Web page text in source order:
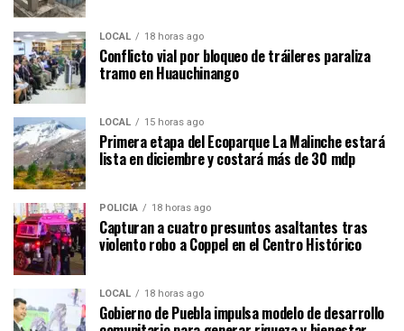
LOCAL 18 horas ago
Conflicto vial por bloqueo de tráileres paraliza
tramo en Huauchinango
LOCAL 15 horas ago
Primera etapa del Ecoparque La Malinche estará
lista en diciembre y costará más de 30 mdp
POLICÍA 18 horas ago
Capturan a cuatro presuntos asaltantes tras
violento robo a Coppel en el Centro Histórico
LOCAL 18 horas ago
Gobierno de Puebla impulsa modelo de desarrollo